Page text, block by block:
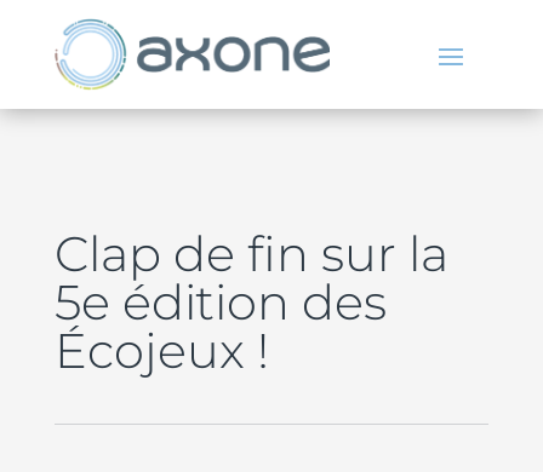
Clap de fin sur la
5e édition des
Écojeux !